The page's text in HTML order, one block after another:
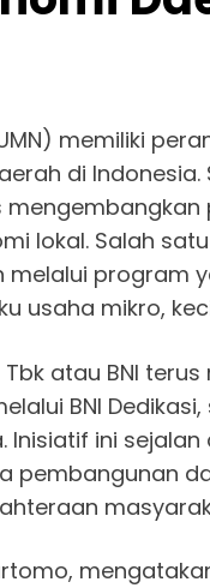
memiliki
di
lokal. Salah
program
usaha mikro,
atau BNI
BNI
ini
pembangunan